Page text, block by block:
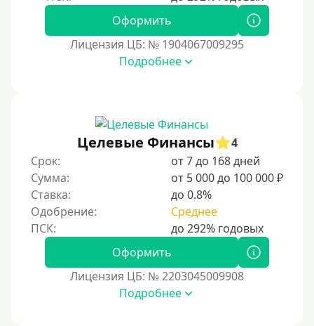
30000 руб на год
80000 руб
90000 руб
100000 руб
150000 руб
200000 руб
250000 руб
Оформить
Лицензия ЦБ: № 1904067009295
Подробнее
Целевые Финансы
4
Срок:
от 7 до 168 дней
Сумма:
от 5 000 до 100 000 ₽
Ставка:
до 0.8%
Одобрение:
Среднее
Оформить
Лицензия ЦБ: № 2203045009908
Подробнее